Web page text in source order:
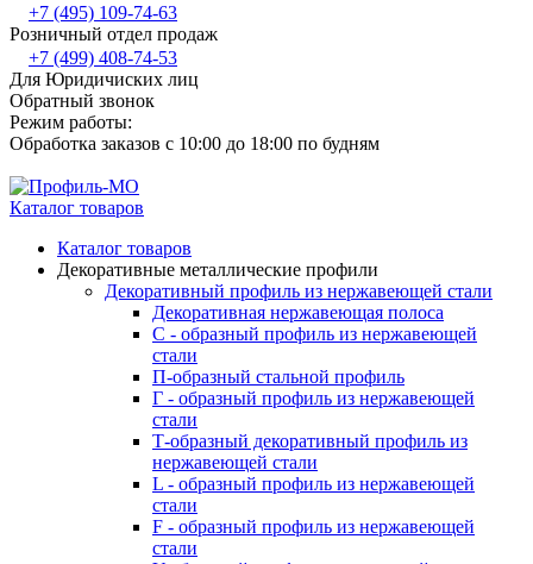
+7 (495) 109-74-63
Розничный отдел продаж
+7 (499) 408-74-53
Для Юридичиских лиц
Обратный звонок
Режим работы:
Обработка заказов с 10:00 до 18:00 по будням
Каталог товаров
Каталог товаров
Декоративные металлические профили
Декоративный профиль из нержавеющей стали
Декоративная нержавеющая полоса
С - образный профиль из нержавеющей
стали
П-образный стальной профиль
Г - образный профиль из нержавеющей
стали
Т-образный декоративный профиль из
нержавеющей стали
L - образный профиль из нержавеющей
стали
F - образный профиль из нержавеющей
стали